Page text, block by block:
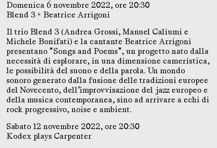
Domenica 6 novembre 2022, ore 20:30
Blend 3 + Beatrice Arrigoni
Il trio Blend 3 (Andrea Grossi, Manuel Caliumi e
Michele Bonifati) e la cantante Beatrice Arrigoni
presentano “Songs and Poems”, un progetto nato dalla
necessità di esplorare, in una dimensione cameristica,
le possibilità del suono e della parola. Un mondo
sonoro generato dalla fusione delle tradizioni europee
del Novecento, dell’improvvisazione del jazz europeo e
della musica contemporanea, sino ad arrivare a echi di
rock progressivo, noise e ambient.
Sabato 12 novembre 2022, ore 20:30
Kodex plays Carpenter